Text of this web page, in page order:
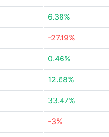
6.38%
-27.19%
0.46%
12.68%
33.47%
-3%